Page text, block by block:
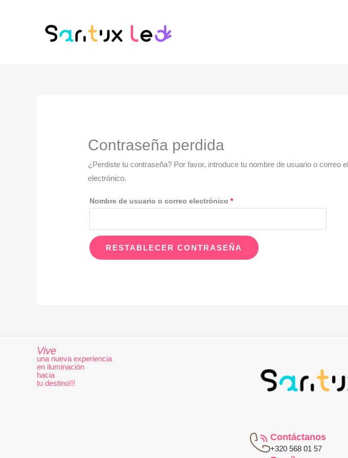
Contraseña perdida
¿Perdiste tu contraseña? Por favor, introduce tu nombre de usuario o
electrónico.
Nombre de usuario o correo electrónico*
RESTABLECER CONTRASEÑA
Vive
una nueva experiencia
en iluminación
hacia
tu destino!!!
Contáctanos
+320 568 01 57